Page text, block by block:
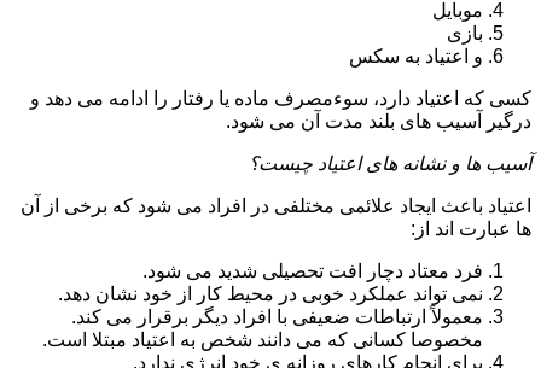
موبایل
بازی
و اعتیاد به سکس
کسی که اعتیاد دارد، سوءمصرف ماده یا رفتار را ادامه می دهد و
درگیر آسیب های بلند مدت آن می شود.
آسیب ها و نشانه های اعتیاد چیست؟
اعتیاد باعث ایجاد علائمی مختلفی در افراد می شود که برخی از آن
ها عبارت اند از:
فرد معتاد دچار افت تحصیلی شدید می شود.
نمی تواند عملکرد خوبی در محیط کار از خود نشان دهد.
معمولاً ارتباطات ضعیفی با افراد دیگر برقرار می کند.
مخصوصا کسانی که می دانند شخص به اعتیاد مبتلا است.
برای انجام کارهای روزانه ی خود انرژی ندارد.